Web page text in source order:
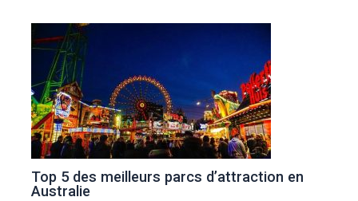
Top 5 des meilleurs parcs d’attraction en
Australie